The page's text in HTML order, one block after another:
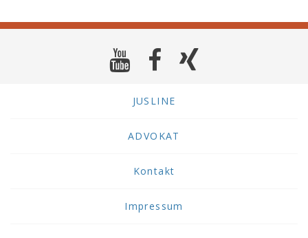
JUSLINE
ADVOKAT
Kontakt
Impressum